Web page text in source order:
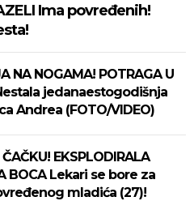
Ima povređenih!
NA NOGAMA! POTRAGA U
jedanaestogodišnja
Andrea (FOTO/VIDEO)
EKSPLODIRALA
BOCA Lekari se bore za
mladića (27)!